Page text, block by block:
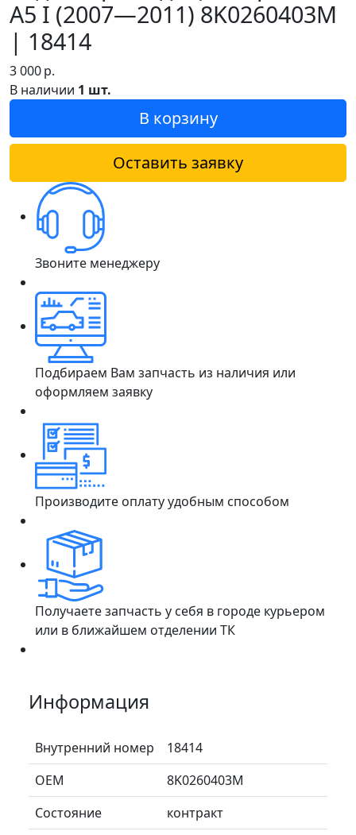
A5 I (2007—2011) 8K0260403M
| 18414
3 000р.
В наличии 1 шт.
В корзину
Оставить заявку
Звоните менеджеру
Подбираем Вам запчасть из наличия или
оформляем заявку
Производите оплату удобным способом
Получаете запчасть у себя в городе курьером
или в ближайшем отделении ТК
Информация
Внутренний номер
18414
ОЕМ
8K0260403M
Состояние
контракт